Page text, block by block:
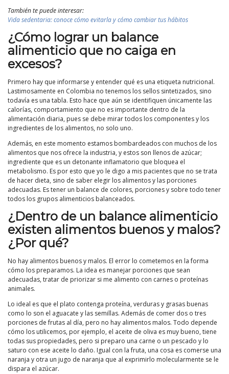
También te puede interesar:
Vida sedentaria: conoce cómo evitarla y cómo cambiar tus hábitos
¿Cómo lograr un balance
alimenticio que no caiga en
excesos?
Primero hay que informarse y entender qué es una etiqueta nutricional.
Lastimosamente en Colombia no tenemos los sellos sintetizados, sino
todavía es una tabla. Esto hace que aún se identifiquen únicamente las
calorías, comportamiento que no es importante dentro de la
alimentación diaria, pues se debe mirar todos los componentes y los
ingredientes de los alimentos, no solo uno.
Además, en este momento estamos bombardeados con muchos de los
alimentos que nos ofrece la industria, y estos son llenos de azúcar;
ingrediente que es un detonante inflamatorio que bloquea el
metabolismo. Es por esto que yo le digo a mis pacientes que no se trata
de hacer dieta, sino de saber elegir los alimentos y las porciones
adecuadas. Es tener un balance de colores, porciones y sobre todo tener
todos los grupos alimenticios balanceados.
¿Dentro de un balance alimenticio
existen alimentos buenos y malos?
¿Por qué?
No hay alimentos buenos y malos. El error lo cometemos en la forma
cómo los preparamos. La idea es manejar porciones que sean
adecuadas, tratar de priorizar si me alimento con carnes o proteínas
animales.
Lo ideal es que el plato contenga proteína, verduras y grasas buenas
como lo son el aguacate y las semillas. Además de comer dos o tres
porciones de frutas al día, pero no hay alimentos malos. Todo depende
cómo los utilicemos, por ejemplo, el aceite de oliva es muy bueno, tiene
todas sus propiedades, pero si preparo una carne o un pescado y lo
saturo con ese aceite lo daño. Igual con la fruta, una cosa es comerse una
naranja y otra un jugo de naranja que al exprimirlo molecularmente se le
dispara el azúcar.